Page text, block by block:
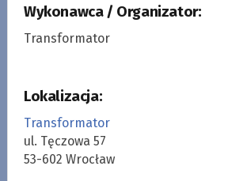
Wykonawca / Organizator:
Transformator
Lokalizacja:
Transformator
ul. Tęczowa 57
53-602 Wrocław